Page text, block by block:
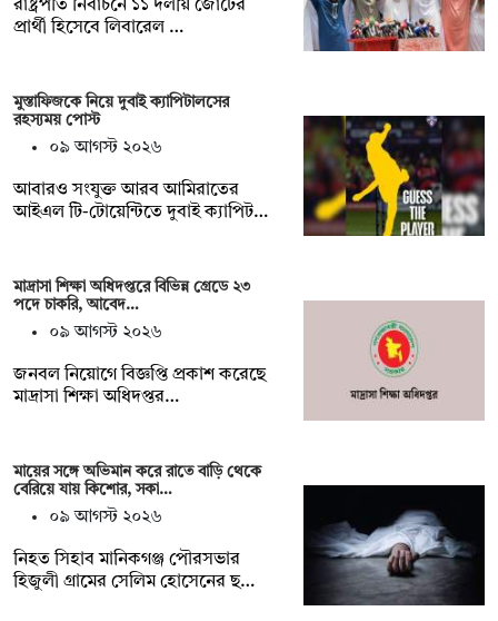
রাষ্ট্রপতি নির্বাচনে ১১ দলীয় জোটের
প্রার্থী হিসেবে লিবারেল …
মুস্তাফিজকে নিয়ে দুবাই ক্যাপিটালসের
রহস্যময় পোস্ট
০৯ আগস্ট ২০২৬
আবারও সংযুক্ত আরব আমিরাতের
আইএল টি-টোয়েন্টিতে দুবাই ক্যাপিট…
মাদ্রাসা শিক্ষা অধিদপ্তরে বিভিন্ন গ্রেডে ২৩
পদে চাকরি, আবেদ…
০৯ আগস্ট ২০২৬
জনবল নিয়োগে বিজ্ঞপ্তি প্রকাশ করেছে
মাদ্রাসা শিক্ষা অধিদপ্তর…
মায়ের সঙ্গে অভিমান করে রাতে বাড়ি থেকে
বেরিয়ে যায় কিশোর, সকা…
০৯ আগস্ট ২০২৬
নিহত সিহাব মানিকগঞ্জ পৌরসভার
হিজুলী গ্রামের সেলিম হোসেনের ছ…